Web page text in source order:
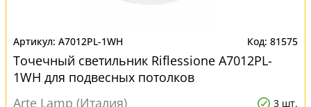
A7012PL-1WH 81575
Точечный светильник Riflessione A7012PL-
1WH для подвесных потолков
Arte Lamp (Италия)
3 шт.